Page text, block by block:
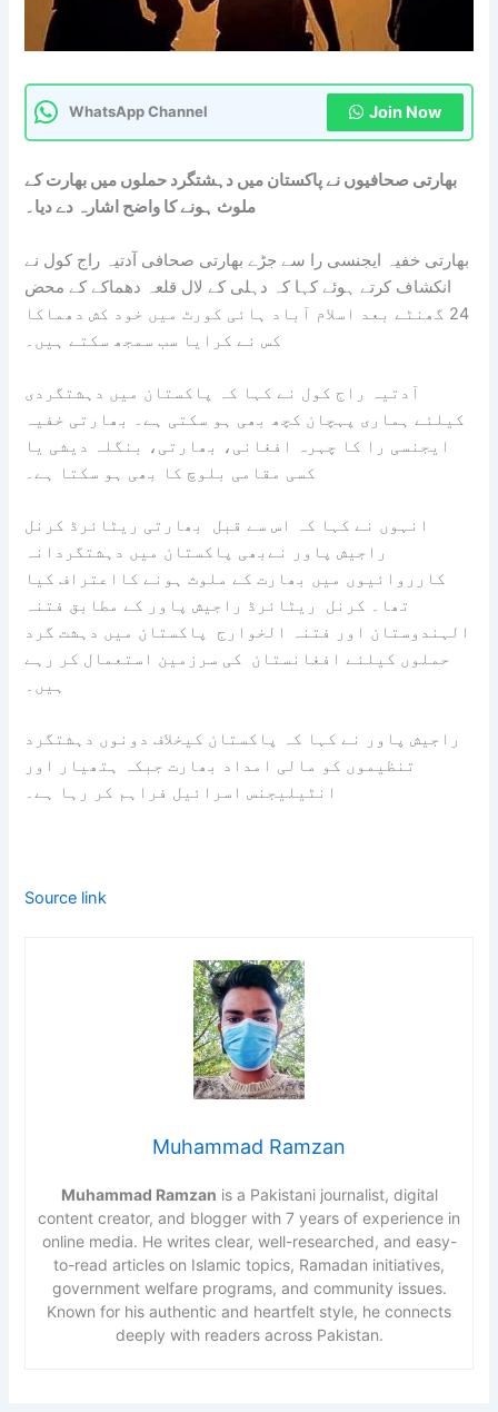
WhatsApp Channel Join Now
بھارتی صحافیوں نے پاکستان میں دہشتگرد حملوں میں بھارت کے
بھارتی خفیہ ایجنسی را سے جڑے بھارتی صحافی آدتیہ راج کول نے
انکشاف کرتے ہوئے کہا کہ دہلی کے لال قلعہ دھماکے کے محض
24 گھنٹے بعد اسلام آباد ہائی کورٹ میں خود کش دھماکا
کس نے کرایا سب سمجھ سکتے ہیں۔
آدتیہ راج کول نے کہا کہ پاکستان میں دہشتگردی
کیلئے ہماری پہچان کچھ بھی ہو سکتی ہے۔ بھارتی خفیہ
ایجنسی را کا چہرہ افغانی، بھارتی، بنگلہ دیشی یا
کسی مقامی بلوچ کا بھی ہو سکتا ہے۔
انہوں نے کہا کہ اس سے قبل بھارتی ریٹائرڈ کرنل
راجیش پاور نےبھی پاکستان میں دہشتگردانہ
کارروائیوں میں بھارت کے ملوث ہونے کااعتراف کیا
تھا۔ کرنل ریٹائرڈ راجیش پاور کے مطابق فتنہ
الہندوستان اور فتنہ الخوارج پاکستان میں دہشت گرد
حملوں کیلئے افغانستان کی سرزمین استعمال کر رہے
ہیں۔
راجیش پاور نے کہا کہ پاکستان کیخلاف دونوں دہشتگرد
تنظیموں کو مالی امداد بھارت جبکہ ہتھیار اور
انٹیلیجنس اسرائیل فراہم کر رہا ہے۔
Source link
Muhammad Ramzan
Muhammad Ramzan is a Pakistani journalist, digital
content creator, and blogger with 7 years of experience in
online media. He writes clear, well-researched, and easy-
to-read articles on Islamic topics, Ramadan initiatives,
government welfare programs, and community issues.
Known for his authentic and heartfelt style, he connects
deeply with readers across Pakistan.